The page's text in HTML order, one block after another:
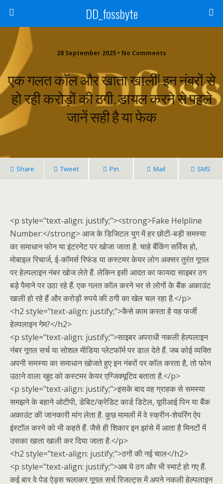
DD_fossbyte
28 September 2025 • No Comments
एक गलत कॉल और खाता खाली! इन नंबरों से
हो रही करोड़ों की ठगी, डायल करने से पहले
जानें सही है या फेक
Share Tweet Pin Mail SMS
<p style="text-align: justify;"><strong>Fake Helpline
Number:</strong> आज के डिजिटल युग में हर छोटी-बड़ी समस्या
का समाधान फोन या इंटरनेट पर खोजा जाता है. चाहे बैंकिंग सर्विस हो,
मोबाइल रिचार्ज, ई-कॉमर्स रिफंड या कस्टमर केयर लोग अक्सर तुरंत गूगल
पर हेल्पलाइन नंबर खोज लेते हैं. लेकिन इसी आदत का फायदा साइबर ठग
बड़े पैमाने पर उठा रहे हैं. एक गलत कॉल करने भर से लोगों के बैंक अकाउंट
खाली हो रहे हैं और करोड़ों रुपये की ठगी का खेल चल रहा है.</p>
<h2 style="text-align: justify;">कैसे काम करता है यह फर्जी
हेल्पलाइन गेम?</h2>
<p style="text-align: justify;">साइबर अपराधी नकली हेल्पलाइन
नंबर गूगल सर्च या सोशल मीडिया प्लेटफॉर्म पर डाल देते हैं. जब कोई व्यक्ति
अपनी समस्या का समाधान खोजते हुए इन नंबरों पर कॉल करता है, तो फोन
उठाने वाला खुद को कस्टमर केयर एग्जिक्यूटिव बताता है.</p>
<p style="text-align: justify;">इसके बाद वह ग्राहक से समस्या
समझने के बहाने ओटीपी, डेबिट/क्रेडिट कार्ड डिटेल, यूपीआई पिन या बैंक
अकाउंट की जानकारी मांग लेता है. कुछ मामलों में वे स्क्रीन-शेयरिंग ऐप
इंस्टॉल करने को भी कहते हैं. जैसे ही शिकार इन झांसे में आता है मिनटों में
उसका खाता खाली कर दिया जाता है.</p>
<h2 style="text-align: justify;">ठगों की नई चाल</h2>
<p style="text-align: justify;">अब ये ठग और भी स्मार्ट हो गए हैं.
कई बार वे पेड ऐड्स चलाकर गूगल सर्च रिजल्ट्स में अपने नकली हेल्पलाइन